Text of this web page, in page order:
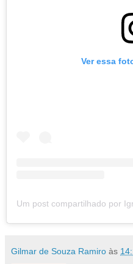
Ver essa
Gilmar de Souza Ramiro às